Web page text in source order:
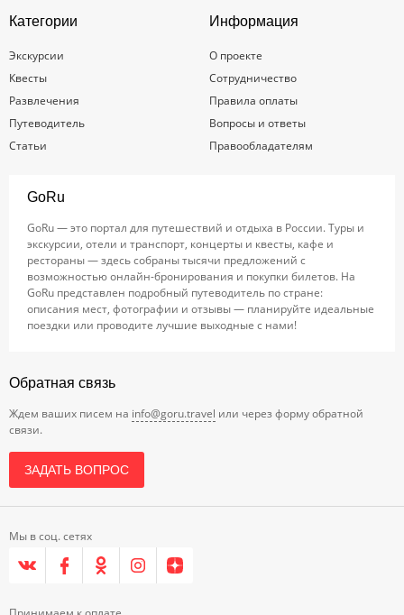
Категории
Экскурсии
Квесты
Развлечения
Путеводитель
Статьи
Информация
О проекте
Сотрудничество
Правила оплаты
Вопросы и ответы
Правообладателям
GoRu
GoRu — это портал для путешествий и отдыха в России. Туры и
экскурсии, отели и транспорт, концерты и квесты, кафе и
рестораны — здесь собраны тысячи предложений с
возможностью онлайн-бронирования и покупки билетов. На
GoRu представлен подробный путеводитель по стране:
описания мест, фотографии и отзывы — планируйте идеальные
поездки или проводите лучшие выходные с нами!
Обратная связь
Ждем ваших писем на info@goru.travel или через форму обратной
связи.
ЗАДАТЬ ВОПРОС
Мы в соц. сетях